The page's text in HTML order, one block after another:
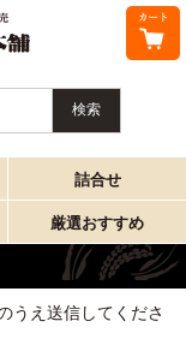
詰合せ
厳選おすすめ
うえ送信してくださ